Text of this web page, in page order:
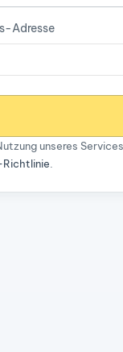
Adresse
unseres